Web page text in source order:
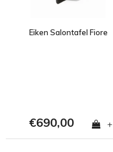
Eiken Salontafel Fiore
€690,00 +